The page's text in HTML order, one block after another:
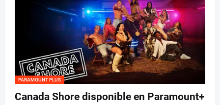
PARAMOUNT PLUS
Canada Shore disponible en Paramount+